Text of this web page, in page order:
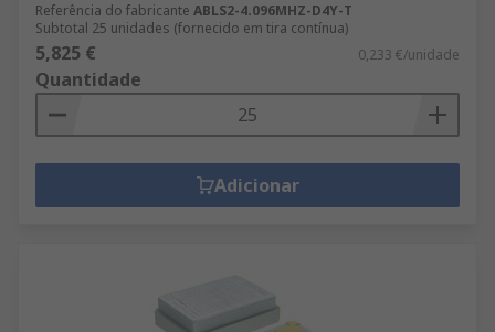
Referência do fabricante ABLS2-4.096MHZ-D4Y-T
Subtotal 25 unidades (fornecido em tira contínua)
5,825 € 0,233 €/unidade
Quantidade
Adicionar